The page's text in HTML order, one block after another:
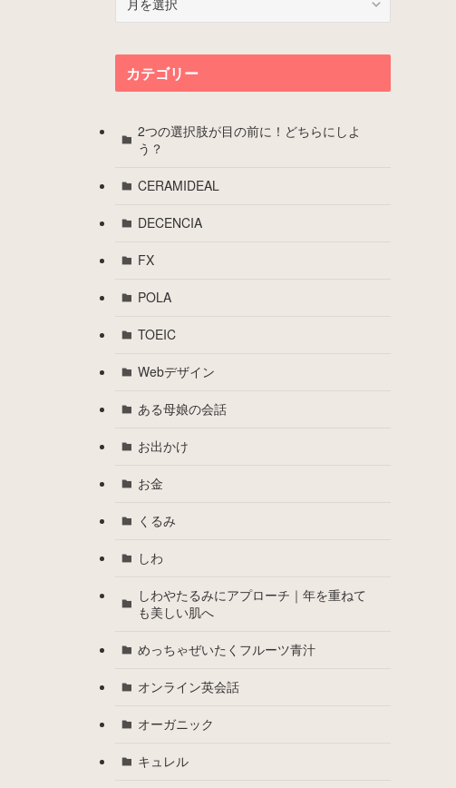
イ
カテゴリー
2つの選択肢が目の前に！どちらにしよ
う？
CERAMIDEAL
DECENCIA
FX
POLA
TOEIC
Webデザイン
ある母娘の会話
お出かけ
お金
くるみ
しわ
しわやたるみにアプローチ｜年を重ねて
も美しい肌へ
めっちゃぜいたくフルーツ青汁
オンライン英会話
オーガニック
キュレル